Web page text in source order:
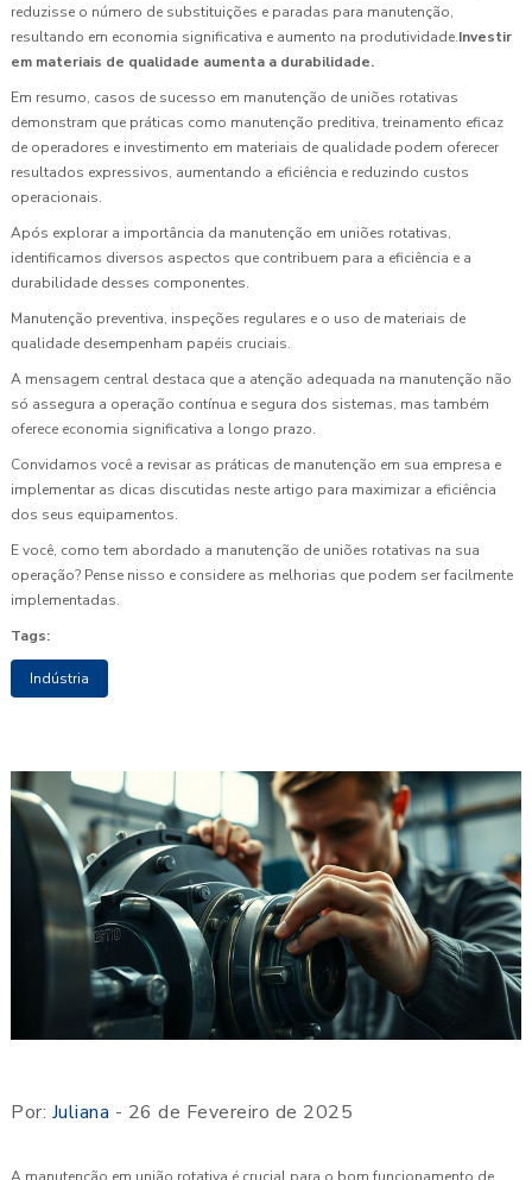
reduzisse o número de substituições e paradas para manutenção,
resultando em economia significativa e aumento na produtividade.Investir
em materiais de qualidade aumenta a durabilidade.
Em resumo, casos de sucesso em manutenção de uniões rotativas
demonstram que práticas como manutenção preditiva, treinamento eficaz
de operadores e investimento em materiais de qualidade podem oferecer
resultados expressivos, aumentando a eficiência e reduzindo custos
operacionais.
Após explorar a importância da manutenção em uniões rotativas,
identificamos diversos aspectos que contribuem para a eficiência e a
durabilidade desses componentes.
Manutenção preventiva, inspeções regulares e o uso de materiais de
qualidade desempenham papéis cruciais.
A mensagem central destaca que a atenção adequada na manutenção não
só assegura a operação contínua e segura dos sistemas, mas também
oferece economia significativa a longo prazo.
Convidamos você a revisar as práticas de manutenção em sua empresa e
implementar as dicas discutidas neste artigo para maximizar a eficiência
dos seus equipamentos.
E você, como tem abordado a manutenção de uniões rotativas na sua
operação? Pense nisso e considere as melhorias que podem ser facilmente
implementadas.
Tags:
Indústria
Por: Juliana - 26 de Fevereiro de 2025